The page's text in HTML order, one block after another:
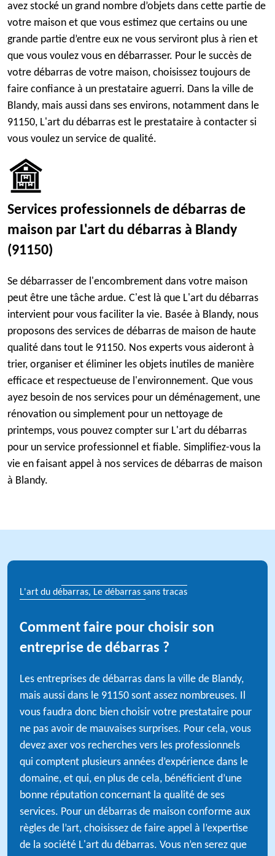
avez stocké un grand nombre d’objets dans cette partie de
votre maison et que vous estimez que certains ou une
grande partie d’entre eux ne vous serviront plus à rien et
que vous voulez vous en débarrasser. Pour le succès de
votre débarras de votre maison, choisissez toujours de
faire confiance à un prestataire aguerri. Dans la ville de
Blandy, mais aussi dans ses environs, notamment dans le
91150, L'art du débarras est le prestataire à contacter si
vous voulez un service de qualité.
Services professionnels de débarras de
maison par L'art du débarras à Blandy
(91150)
Se débarrasser de l'encombrement dans votre maison
peut être une tâche ardue. C'est là que L'art du débarras
intervient pour vous faciliter la vie. Basée à Blandy, nous
proposons des services de débarras de maison de haute
qualité dans tout le 91150. Nos experts vous aideront à
trier, organiser et éliminer les objets inutiles de manière
efficace et respectueuse de l'environnement. Que vous
ayez besoin de nos services pour un déménagement, une
rénovation ou simplement pour un nettoyage de
printemps, vous pouvez compter sur L'art du débarras
pour un service professionnel et fiable. Simplifiez-vous la
vie en faisant appel à nos services de débarras de maison
à Blandy.
L'art du débarras, Le débarras sans tracas
Comment faire pour choisir son
entreprise de débarras ?
Les entreprises de débarras dans la ville de Blandy,
mais aussi dans le 91150 sont assez nombreuses. Il
vous faudra donc bien choisir votre prestataire pour
ne pas avoir de mauvaises surprises. Pour cela, vous
devez axer vos recherches vers les professionnels
qui comptent plusieurs années d’expérience dans le
domaine, et qui, en plus de cela, bénéficient d’une
bonne réputation concernant la qualité de ses
services. Pour un débarras de maison conforme aux
règles de l’art, choisissez de faire appel à l’expertise
de la société L'art du débarras. Vous n’en serez que